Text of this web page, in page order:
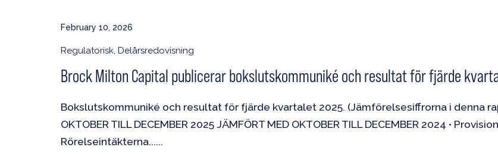
February 10, 2026
Regulatorisk, Delårsredovisning
Brock Milton Capital publicerar bokslutskommuniké och resultat för fjärde
Bokslutskommuniké och resultat för fjärde kvartalet 2025. (Jämförelsesiffrorna i denna
OKTOBER TILL DECEMBER 2025 JÄMFÖRT MED OKTOBER TILL DECEMBER 2024 •
Rörelseintäkterna...